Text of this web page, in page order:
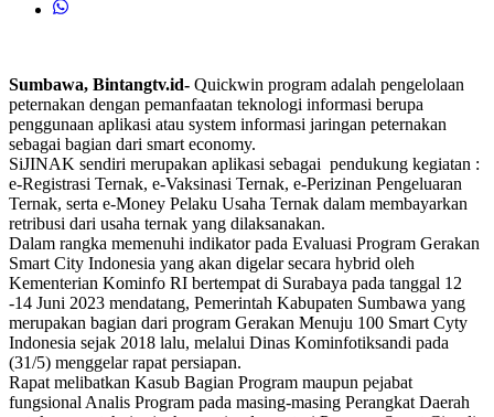
Sumbawa, Bintangtv.id- Quickwin program adalah pengelolaan
peternakan dengan pemanfaatan teknologi informasi berupa
penggunaan aplikasi atau system informasi jaringan peternakan
sebagai bagian dari smart economy.
SiJINAK sendiri merupakan aplikasi sebagai pendukung kegiatan :
e-Registrasi Ternak, e-Vaksinasi Ternak, e-Perizinan Pengeluaran
Ternak, serta e-Money Pelaku Usaha Ternak dalam membayarkan
retribusi dari usaha ternak yang dilaksanakan.
Dalam rangka memenuhi indikator pada Evaluasi Program Gerakan
Smart City Indonesia yang akan digelar secara hybrid oleh
Kementerian Kominfo RI bertempat di Surabaya pada tanggal 12
-14 Juni 2023 mendatang, Pemerintah Kabupaten Sumbawa yang
merupakan bagian dari program Gerakan Menuju 100 Smart Cyty
Indonesia sejak 2018 lalu, melalui Dinas Kominfotiksandi pada
(31/5) menggelar rapat persiapan.
Rapat melibatkan Kasub Bagian Program maupun pejabat
fungsional Analis Program pada masing-masing Perangkat Daerah